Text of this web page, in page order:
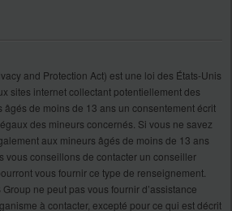
and Protection Act) est une loi des États-Unis
sites internet collectant potentiellement des
âgés de moins de 13 ans un consentement écrit
des mineurs concernés. Si vous ne savez
aux mineurs âgés de moins de 13 ans
vous conseillons de contacter un conseiller
vous fournir ce type de renseignement.
ne peut pas vous fournir d’assistance
à contacter, excepté pour ce qui est décrit